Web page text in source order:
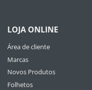
LOJA ONLINE
Área de cliente
Marcas
Novos Produtos
Folhetos